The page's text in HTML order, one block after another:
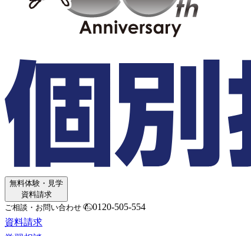
無料体験・見学
資料請求
ご相談・お問い合わせ
0120-505-554
資料請求